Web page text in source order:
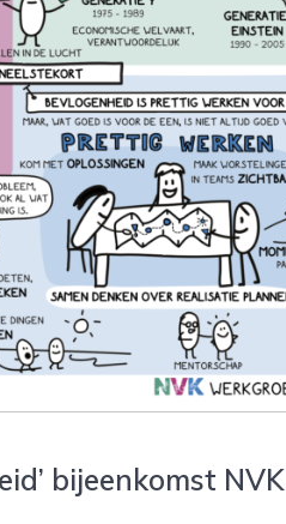
bijeenkomst NVK